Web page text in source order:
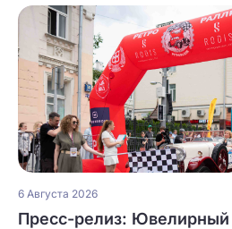
6 Августа 2026
Пресс-релиз: Ювелирный